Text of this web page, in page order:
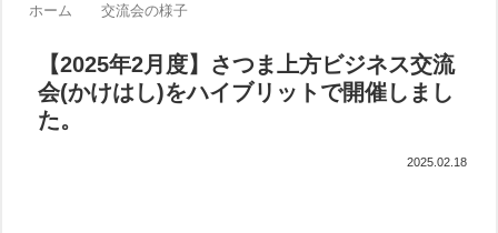
ホーム 交流会の様子
【2025年2月度】さつま上方ビジネス交流
会(かけはし)をハイブリットで開催しまし
た。
2025.02.18